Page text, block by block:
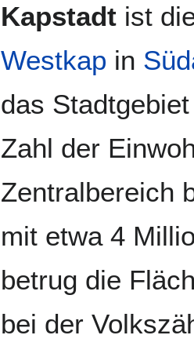
Navigation
Suche
Kapstadt ist
Westkap in
das
Zahl der
Zentralbereich
mit etwa 4
betrug die
bei der